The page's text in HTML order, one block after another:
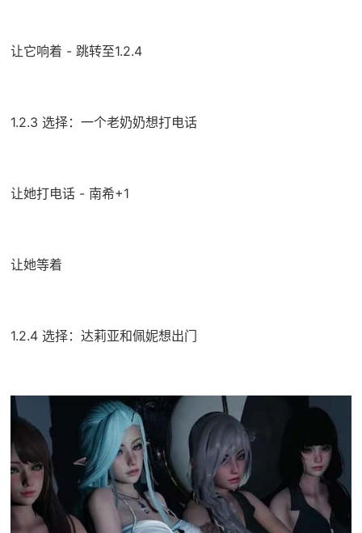
让它响着 - 跳转至1.2.4
1.2.3 选择：一个老奶奶想打电话
让她打电话 - 南希+1
让她等着
1.2.4 选择：达莉亚和佩妮想出门